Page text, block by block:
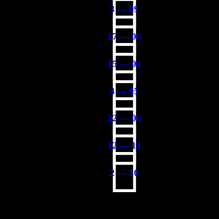
3 — 09
17 — 08
15 — 01
4 — 05
22 — 06
12 — 11
2 — 10